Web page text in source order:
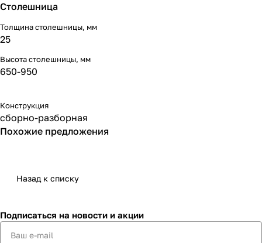
Столешница
Толщина столешницы, мм
25
Высота столешницы, мм
650-950
Конструкция
сборно-разборная
Похожие предложения
Назад к списку
Подписаться на новости и акции